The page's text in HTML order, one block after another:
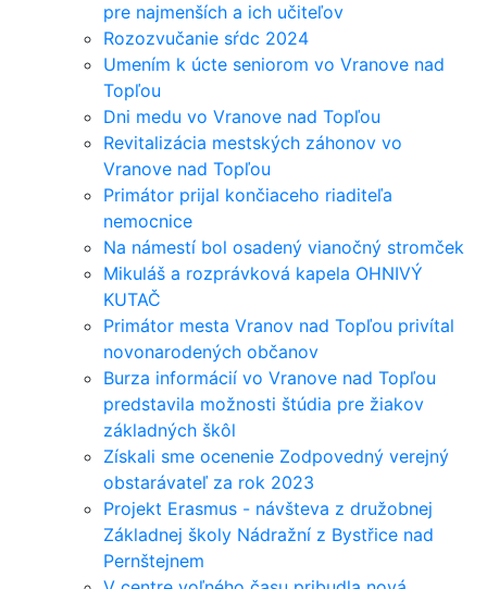
pre najmenších a ich učiteľov
Rozozvučanie sŕdc 2024
Umením k úcte seniorom vo Vranove nad
Topľou
Dni medu vo Vranove nad Topľou
Revitalizácia mestských záhonov vo
Vranove nad Topľou
Primátor prijal končiaceho riaditeľa
nemocnice
Na námestí bol osadený vianočný stromček
Mikuláš a rozprávková kapela OHNIVÝ
KUTAČ
Primátor mesta Vranov nad Topľou privítal
novonarodených občanov
Burza informácií vo Vranove nad Topľou
predstavila možnosti štúdia pre žiakov
základných škôl
Získali sme ocenenie Zodpovedný verejný
obstarávateľ za rok 2023
Projekt Erasmus - návšteva z družobnej
Základnej školy Nádražní z Bystřice nad
Pernštejnem